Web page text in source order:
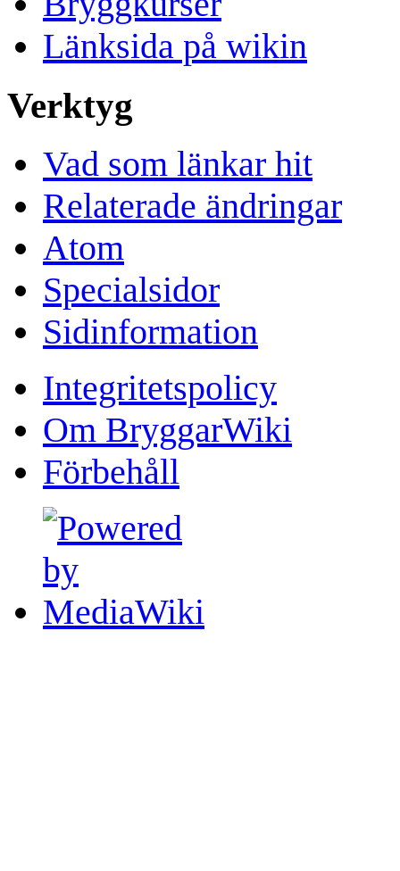
Länksida på wikin
Verktyg
Vad som länkar hit
Relaterade ändringar
Atom
Specialsidor
Sidinformation
Integritetspolicy
Om BryggarWiki
Förbehåll